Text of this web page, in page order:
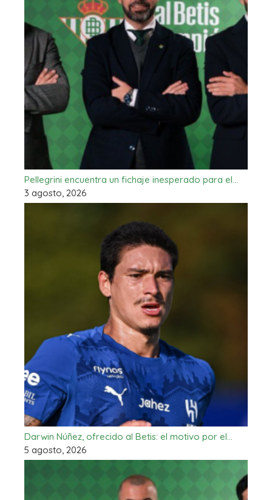
Pellegrini encuentra un fichaje inesperado para el…
3 agosto, 2026
Darwin Núñez, ofrecido al Betis: el motivo por el…
5 agosto, 2026